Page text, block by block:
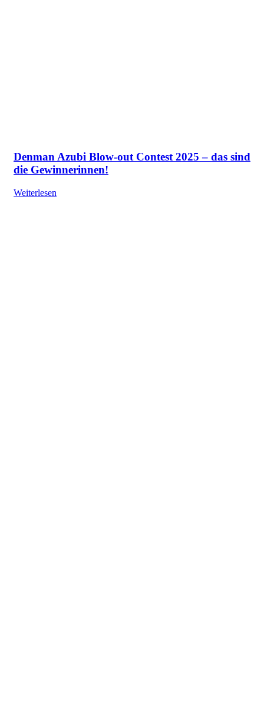
Denman Azubi Blow-out Contest 2025 – das sind
die Gewinnerinnen!
Weiterlesen